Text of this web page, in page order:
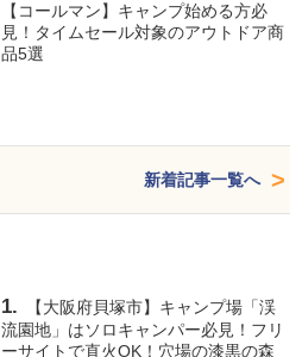
【コールマン】キャンプ始める方必
見！タイムセール対象のアウトドア商
品5選
新着記事一覧へ
【大阪府貝塚市】キャンプ場「渓
流園地」はソロキャンパー必見！フリ
ーサイトで直火OK！穴場の漆黒の森